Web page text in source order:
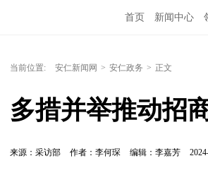
首页 新闻中心
当前位置: 安仁新闻网 > 安仁政务 > 正文
多措并举推动招
来源：采访部 作者：李何琛 编辑：李嘉芳